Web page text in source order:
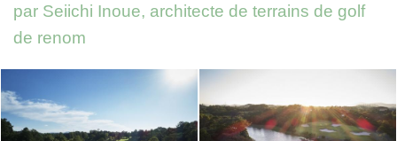
par Seiichi Inoue, architecte de terrains de golf
de renom